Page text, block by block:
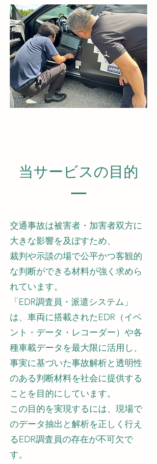
当サービスの目的
交通事故は被害者・加害者双方に
大きな影響を及ぼすため、
裁判や示談の場で公平かつ客観的
な判断ができる材料が強く求めら
れています。
「EDR調査員・派遣システム」
は、車両に搭載されたEDR（イベ
ント・データ・レコーダー）や各
種車載データを最大限に活用し、
事実に基づいた事故解析と透明性
のある判断材料を社会に提供する
ことを目的にしています。
この目的を実現するには、現場で
のデータ抽出と解析を正しく行え
るEDR調査員の存在が不可欠で
す。